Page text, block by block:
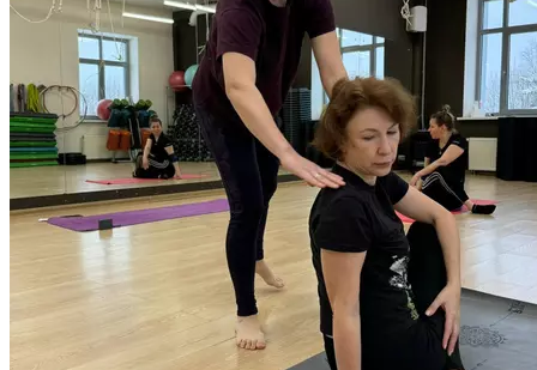
в практику йоги.